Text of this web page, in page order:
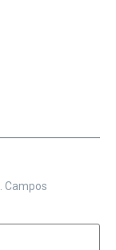
Campos